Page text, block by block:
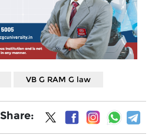
VB G RAM G law
Share: